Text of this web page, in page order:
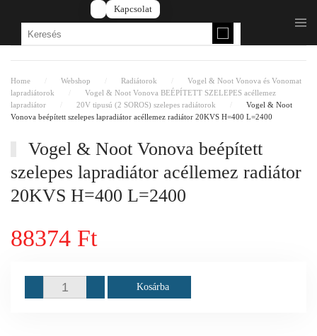
Fő tartalom átugrása
Kapcsolat
Home Webshop Radiátorok
Vogel & Noot Vonova és Vonomat
lapradiátorok
Vogel & Noot Vonova BEÉPÍTETT SZELEPES acéllemez
lapradiátor
20V tipusú (2 SOROS) szelepes radiátorok
Vogel & Noot
Vonova beépített szelepes lapradiátor acéllemez radiátor 20KVS H=400 L=2400
Vogel & Noot Vonova beépített
szelepes lapradiátor acéllemez radiátor
20KVS H=400 L=2400
88374 Ft
Kosárba